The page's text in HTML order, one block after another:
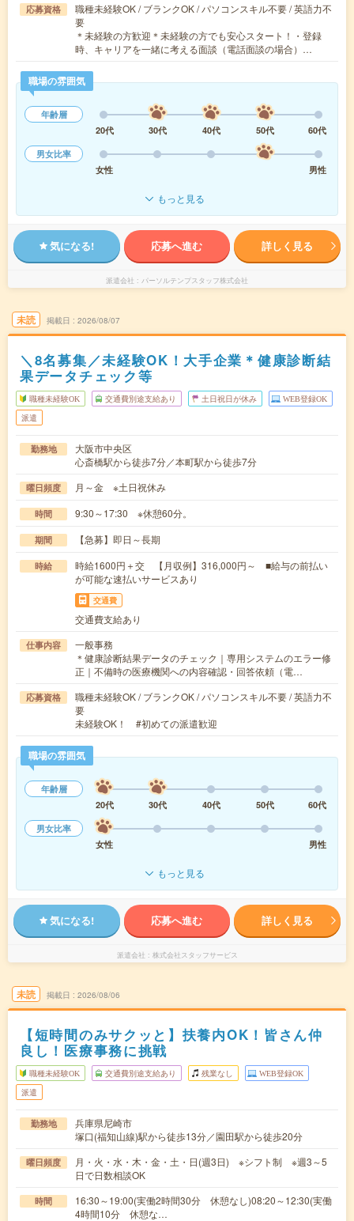
応募資格
職種未経験OK / ブランクOK / パソコンスキル不要 / 英語力不
要
＊未経験の方歓迎＊未経験の方でも安心スタート！・登録
時、キャリアを一緒に考える面談（電話面談の場合）…
職場の雰囲気
年齢層
20代
30代 40代 50代
60代
男女比率
女性
男性
もっと見る
気になる! 応募へ進む 詳しく見る
派遣会社 パーソルテンプスタッフ株式会社
未読 掲載日 2026/08/07
＼8名募集／未経験OK！大手企業＊健康診断結
果データチェック等
職種未経験OK 交通費別途支給あり 土日祝日が休み WEB登録OK
派遣
勤務地
大阪市中央区
心斎橋駅から徒歩7分／本町駅から徒歩7分
曜日頻度 月～金 ※土日祝休み
時間 9:30～17:30 ※休憩60分。
期間 【急募】即日～長期
時給
時給1600円＋交 【月収例】316,000円～ ■給与の前払い
が可能な速払いサービスあり
交通費
交通費支給あり
仕事内容
一般事務
＊健康診断結果データのチェック｜専用システムのエラー修
正｜不備時の医療機関への内容確認・回答依頼（電…
応募資格
職種未経験OK / ブランクOK / パソコンスキル不要 / 英語力不
要
未経験OK！ #初めての派遣歓迎
職場の雰囲気
年齢層
20代
30代 40代 50代
60代
男女比率
女性
男性
もっと見る
気になる! 応募へ進む 詳しく見る
派遣会社 株式会社スタッフサービス
未読 掲載日 2026/08/06
【短時間のみサクッと】扶養内OK！皆さん仲
良し！医療事務に挑戦
職種未経験OK 交通費別途支給あり 残業なし WEB登録OK
派遣
勤務地
兵庫県尼崎市
塚口(福知山線)駅から徒歩13分／園田駅から徒歩20分
曜日頻度
月・火・水・木・金・土・日(週3日) ※シフト制 ※週3～5
日で日数相談OK
時間
16:30～19:00(実働2時間30分 休憩なし)08:20～12:30(実働
4時間10分 休憩な…